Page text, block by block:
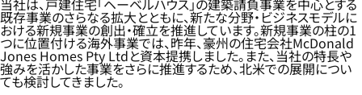
当社は、戸建住宅「ヘーベルハウス」の建築請負事業を中心とする
既存事業のさらなる拡大とともに、新たな分野・ビジネスモデルに
おける新規事業の創出・確立を推進しています。新規事業の柱の1
つに位置付ける海外事業では、昨年、豪州の住宅会社McDonald
Jones Homes Pty Ltdと資本提携しました。また、当社の特長や
強みを活かした事業をさらに推進するため、北米での展開につい
ても検討してきました。